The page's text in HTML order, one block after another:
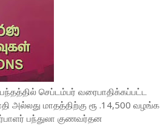
செப்டம்பர் வரைபாதிக்கப்பட்ட
அல்லது மாதத்திற்கு ரூ .14,500 வழங்க
பந்துலா குணவர்தன